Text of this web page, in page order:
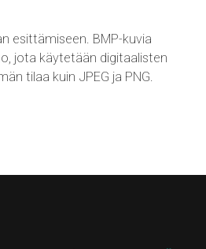
esittämiseen. BMP-kuvia
jota käytetään digitaalisten
tilaa kuin JPEG ja PNG.